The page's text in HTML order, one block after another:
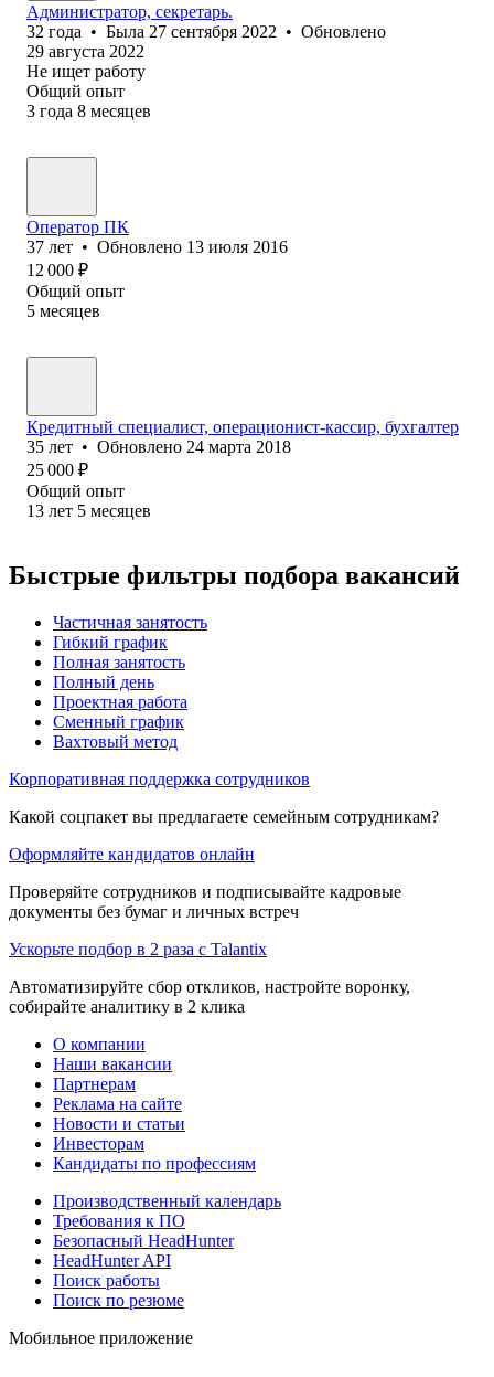
Администратор, секретарь.
32 года • Была 27 сентября 2022 • Обновлено
29 августа 2022
Не ищет работу
Общий опыт
3 года 8 месяцев
Оператор ПК
37 лет • Обновлено 13 июля 2016
12 000 ₽
Общий опыт
5 месяцев
Кредитный специалист, операционист-кассир, бухгалтер
35 лет • Обновлено 24 марта 2018
25 000 ₽
Общий опыт
13 лет 5 месяцев
Быстрые фильтры подбора вакансий
Частичная занятость
Гибкий график
Полная занятость
Полный день
Проектная работа
Сменный график
Вахтовый метод
Корпоративная поддержка сотрудников
Какой соцпакет вы предлагаете семейным сотрудникам?
Оформляйте кандидатов онлайн
Проверяйте сотрудников и подписывайте кадровые
документы без бумаг и личных встреч
Ускорьте подбор в 2 раза с Talantix
Автоматизируйте сбор откликов, настройте воронку,
собирайте аналитику в 2 клика
О компании
Наши вакансии
Партнерам
Реклама на сайте
Новости и статьи
Инвесторам
Кандидаты по профессиям
Производственный календарь
Требования к ПО
Безопасный HeadHunter
HeadHunter API
Поиск работы
Поиск по резюме
Мобильное приложение